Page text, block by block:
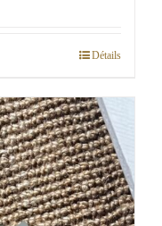
Détails